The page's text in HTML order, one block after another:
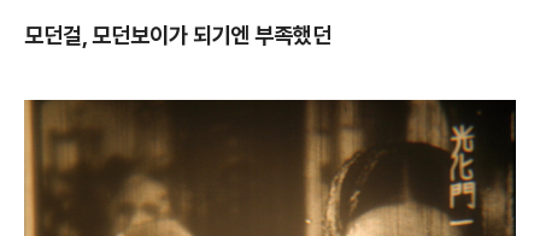
기
기
모던걸, 모던보이가 되기엔 부족했던